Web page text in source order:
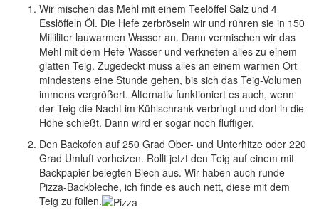
Wir mischen das Mehl mit einem Teelöffel Salz und 4
Esslöffeln Öl. Die Hefe zerbröseln wir und rühren sie in 150
Milliliter lauwarmen Wasser an. Dann vermischen wir das
Mehl mit dem Hefe-Wasser und verkneten alles zu einem
glatten Teig. Zugedeckt muss alles an einem warmen Ort
mindestens eine Stunde gehen, bis sich das Teig-Volumen
immens vergrößert. Alternativ funktioniert es auch, wenn
der Teig die Nacht im Kühlschrank verbringt und dort in die
Höhe schießt. Dann wird er sogar noch fluffiger.
Den Backofen auf 250 Grad Ober- und Unterhitze oder 220
Grad Umluft vorheizen. Rollt jetzt den Teig auf einem mit
Backpapier belegten Blech aus. Wir haben auch runde
Pizza-Backbleche, ich finde es auch nett, diese mit dem
Teig zu füllen.